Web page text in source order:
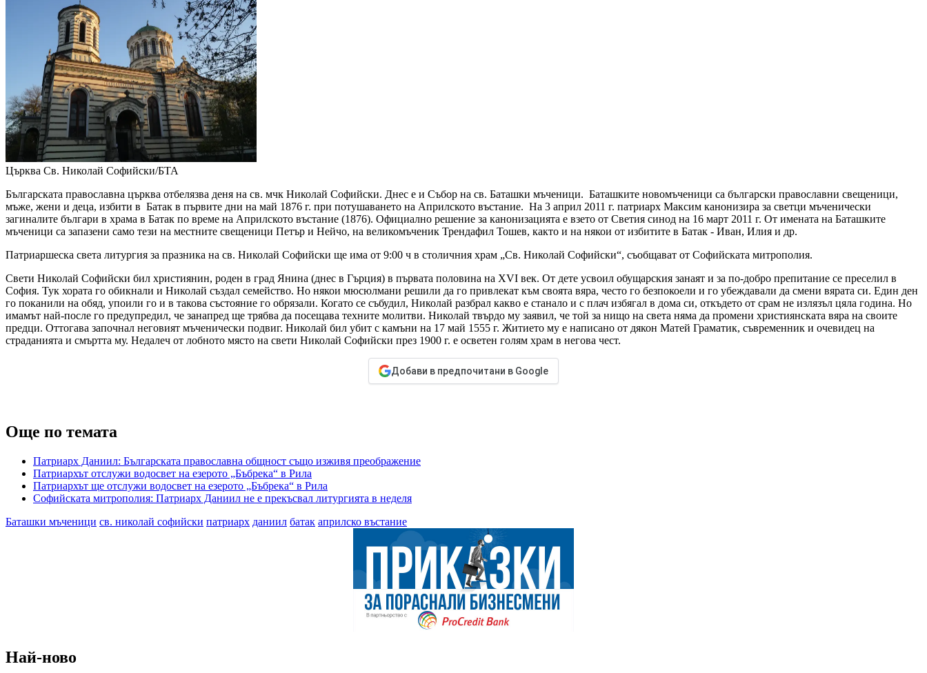
Църква Св. Николай Софийски/БТА
Българската православна църква отбелязва деня на св. мчк Николай Софийски. Днес е и Събор на св. Баташки мъченици. Баташките новомъченици са български православни свещеници,
мъже, жени и деца, избити в Батак в първите дни на май 1876 г. при потушаването на Априлското въстание. На 3 април 2011 г. патриарх Максим канонизира за светци мъченически
загиналите българи в храма в Батак по време на Априлското въстание (1876). Официално решение за канонизацията е взето от Светия синод на 16 март 2011 г. От имената на Баташките
мъченици са запазени само тези на местните свещеници Петър и Нейчо, на великомъченик Трендафил Тошев, както и на някои от избитите в Батак - Иван, Илия и др.
Патриаршеска света литургия за празника на св. Николай Софийски ще има от 9:00 ч в столичния храм „Св. Николай Софийски“, съобщават от Софийската митрополия.
Свети Николай Софийски бил християнин, роден в град Янина (днес в Гърция) в първата половина на XVI век. От дете усвоил обущарския занаят и за по-добро препитание се преселил в
София. Тук хората го обикнали и Николай създал семейство. Но някои мюсюлмани решили да го привлекат към своята вяра, често го безпокоели и го убеждавали да смени вярата си. Един ден
го поканили на обяд, упоили го и в такова състояние го обрязали. Когато се събудил, Николай разбрал какво е станало и с плач избягал в дома си, откъдето от срам не излязъл цяла година. Но
имамът най-после го предупредил, че занапред ще трябва да посещава техните молитви. Николай твърдо му заявил, че той за нищо на света няма да промени християнската вяра на своите
предци. Оттогава започнал неговият мъченически подвиг. Николай бил убит с камъни на 17 май 1555 г. Житието му е написано от дякон Матей Граматик, съвременник и очевидец на
страданията и смъртта му. Недалеч от лобното място на свети Николай Софийски през 1900 г. е осветен голям храм в негова чест.
Добави в предпочитани в Google
Още по темата
Патриарх Даниил: Българската православна общност също изживя преображение
Патриархът отслужи водосвет на езерото „Бъбрека“ в Рила
Патриархът ще отслужи водосвет на езерото „Бъбрека“ в Рила
Софийската митрополия: Патриарх Даниил не е прекъсвал литургията в неделя
Баташки мъченици св. николай софийски патриарх даниил батак априлско въстание
Най-ново